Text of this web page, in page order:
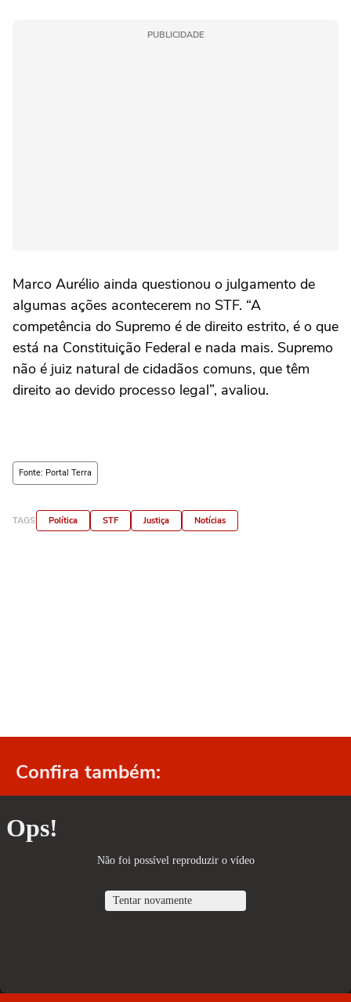
PUBLICIDADE
Marco Aurélio ainda questionou o julgamento de
algumas ações acontecerem no STF. “A
competência do Supremo é de direito estrito, é o que
está na Constituição Federal e nada mais. Supremo
não é juiz natural de cidadãos comuns, que têm
direito ao devido processo legal”, avaliou.
Fonte: Portal Terra
TAGS Política STF Justiça Notícias
Confira também: